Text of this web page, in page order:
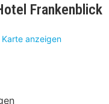
Frankenblick1
anzeigen